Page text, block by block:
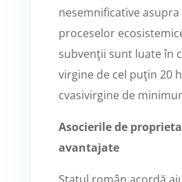
nesemnificative
proceselor
subvenţii sunt luate în
virgine de cel puţin 20
cvasivirgine de
Asocierile de
avantajate